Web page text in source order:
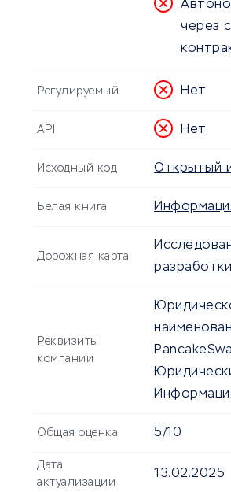
через
Регулируемый Нет
API Нет
Исходный код Открытый
Белая книга
Дорожная карта
разработки
Реквизиты
компании
Общая оценка 5/10
Дата
актуализации
13.02.2025